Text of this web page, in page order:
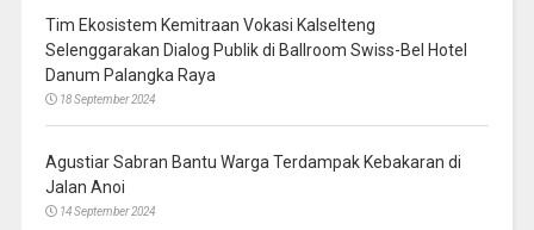
Tim Ekosistem Kemitraan Vokasi Kalselteng
Selenggarakan Dialog Publik di Ballroom Swiss-Bel Hotel
Danum Palangka Raya
18 September 2024
Agustiar Sabran Bantu Warga Terdampak Kebakaran di
Jalan Anoi
14 September 2024